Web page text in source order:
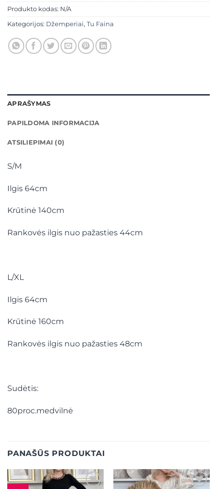
Produkto kodas: N/A
Kategorijos: Džemperiai, Tu Faina
APRAŠYMAS
PAPILDOMA INFORMACIJA
ATSILIEPIMAI (0)
S/M
Ilgis 64cm
Krūtinė 140cm
Rankovės ilgis nuo pažasties 44cm
L/XL
Ilgis 64cm
Krūtinė 160cm
Rankovės ilgis nuo pažasties 48cm
Sudėtis:
80proc.medvilnė
PANAŠŪS PRODUKTAI